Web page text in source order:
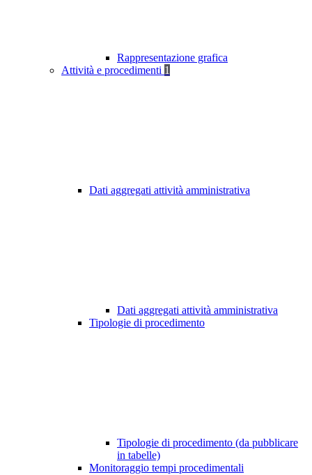
Rappresentazione grafica
Attività e procedimenti 1
Dati aggregati attività amministrativa
Dati aggregati attività amministrativa
Tipologie di procedimento
Tipologie di procedimento (da pubblicare
in tabelle)
Monitoraggio tempi procedimentali